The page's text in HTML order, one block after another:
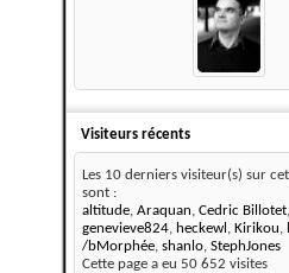
Visiteurs récents
Les 10 derniers visiteur(s) sur
sont :
altitude Araquan Cedric Billotet
genevieve824
heckewl Kirikou
/bMorphée shanlo StephJones
Cette page a eu 50 652 visites